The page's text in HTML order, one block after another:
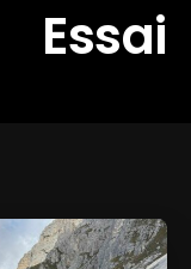
Essai